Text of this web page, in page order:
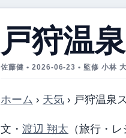
戸狩温
佐藤健 • 2026-06-23 • 監修 小林
ホーム › 天気 › 戸狩温泉
文・ 渡辺 翔太 （旅行・